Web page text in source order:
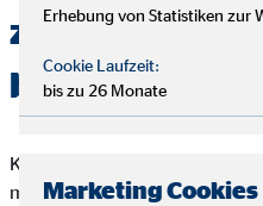
zum chipTAN-
benötigt?
Kreditinstitute vermuten, dass
meisten Kunden zu unbequem
Erhebung von Statistiken zur
Cookie Laufzeit:
bis zu 26 Monate
Marketing Cookies